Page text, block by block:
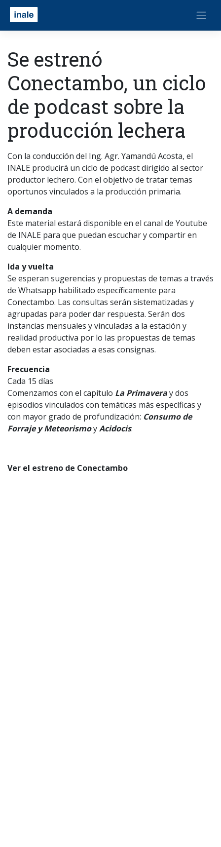
Se estrenó
Conectambo, un ciclo
de podcast sobre la
producción lechera
Con la conducción del Ing. Agr. Yamandú Acosta, el
INALE producirá un ciclo de podcast dirigido al sector
productor lechero. Con el objetivo de tratar temas
oportunos vinculados a la producción primaria.
A demanda
Este material estará disponible en el canal de Youtube
de INALE para que puedan escuchar y compartir en
cualquier momento.
Ida y vuelta
Se esperan sugerencias y propuestas de temas a través
de Whatsapp habilitado específicamente para
Conectambo. Las consultas serán sistematizadas y
agrupadas para poder dar respuesta. Serán dos
instancias mensuales y vinculadas a la estación y
realidad productiva por lo las propuestas de temas
deben estar asociadas a esas consignas.
Frecuencia
Cada 15 días
Comenzamos con el capítulo La Primaveray dos
episodios vinculados con temáticas más específicas y
con mayor grado de profundización: Consumo de
Forraje y MeteorismoyAcidocis.
Ver el estreno de Conectambo